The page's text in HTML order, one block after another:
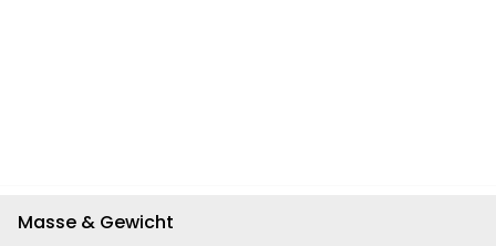
Masse & Gewicht